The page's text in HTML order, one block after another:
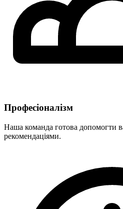
Професіоналізм
Наша команда готова допомогти
рекомендаціями.